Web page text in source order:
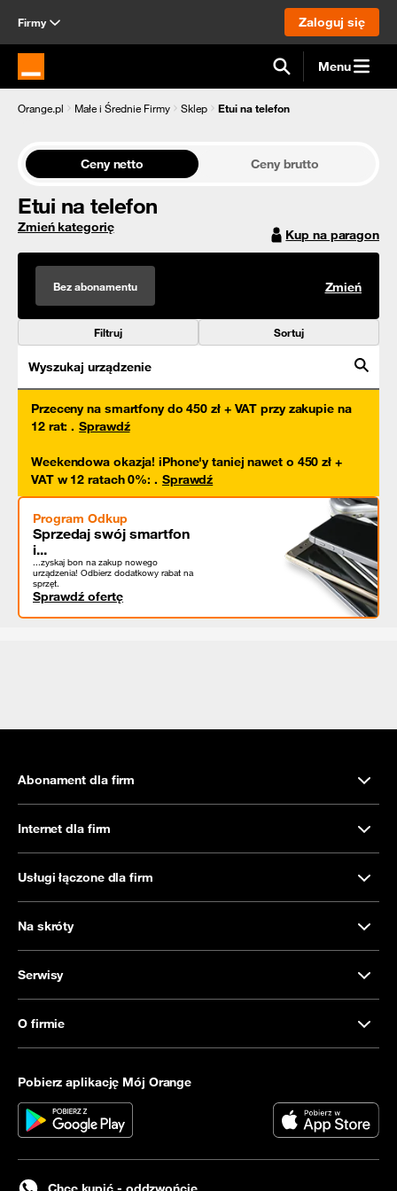
Firmy Zaloguj się
Strona główna Orange.pl Menu
Orange.pl Małe i Średnie Firmy Sklep Etui na telefon
Ceny netto Ceny brutto
Etui na telefon
Zmień kategorię Kup na paragon
Bez abonamentu Zmień
Filtruj Sortuj
Wyszukaj urządzenie
Przeceny na smartfony do 450 zł + VAT przy zakupie na
12 rat: . Sprawdź
Weekendowa okazja! iPhone'y taniej nawet o 450 zł +
VAT w 12 ratach 0%: . Sprawdź
Program Odkup
Sprzedaj swój smartfon
i...
...zyskaj bon na zakup nowego
urządzenia! Odbierz dodatkowy rabat na
sprzęt.
Sprawdź ofertę
Abonament dla firm
Internet dla firm
Usługi łączone dla firm
Na skróty
Serwisy
O firmie
Pobierz aplikację Mój Orange